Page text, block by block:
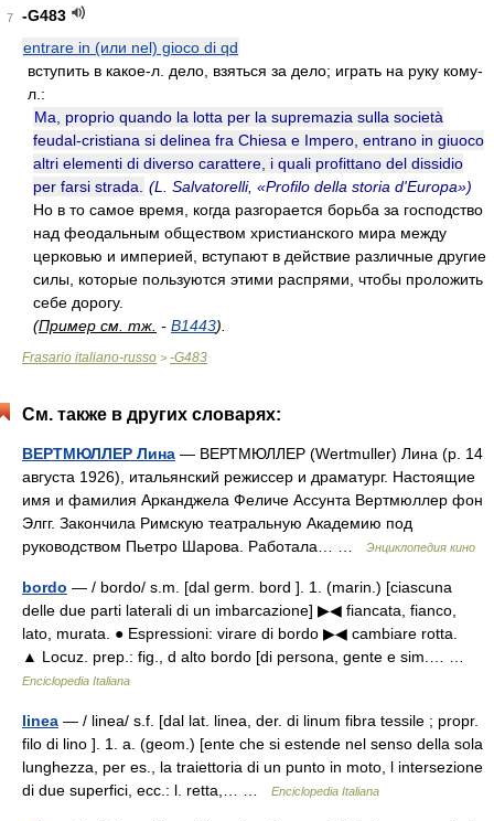
7
-G483
entrare in (или nel) gioco di qd
вступить в какое-л. дело, взяться за дело; играть на руку кому-
л.:
Ma, proprio quando la lotta per la supremazia sulla società
feudal-cristiana si delinea fra Chiesa e Impero, entrano in giuoco
altri elementi di diverso carattere, i quali profittano del dissidio
per farsi strada.
(L. Salvatorelli, «Profilo della storia d'Europa»)
Но в то самое время, когда разгорается борьба за господство
над феодальным обществом христианского мира между
церковью и империей, вступают в действие различные другие
силы, которые пользуются этими распрями, чтобы проложить
себе дорогу.
(Пример см. тж. - B1443).
Frasario italiano-russo > -G483
См. также в других словарях:
ВЕРТМЮЛЛЕР Лина — ВЕРТМЮЛЛЕР (Wertmuller) Лина (р. 14
августа 1926), итальянский режиссер и драматург. Настоящие
имя и фамилия Арканджела Феличе Ассунта Вертмюллер фон
Элгг. Закончила Римскую театральную Академию под
руководством Пьетро Шарова. Работала… …
Энциклопедия кино
bordo — / bordo/ s.m. [dal germ. bord ]. 1. (marin.) [ciascuna
delle due parti laterali di un imbarcazione] ▶◀ fiancata, fianco,
lato, murata. ● Espressioni: virare di bordo ▶◀ cambiare rotta.
▲ Locuz. prep.: fig., d alto bordo [di persona, gente e sim.… …
Enciclopedia Italiana
linea — / linea/ s.f. [dal lat. linea, der. di linum fibra tessile ; propr.
filo di lino ]. 1. a. (geom.) [ente che si estende nel senso della sola
lunghezza, per es., la traiettoria di un punto in moto, l intersezione
di due superfici, ecc.: l. retta,… …
Enciclopedia Italiana